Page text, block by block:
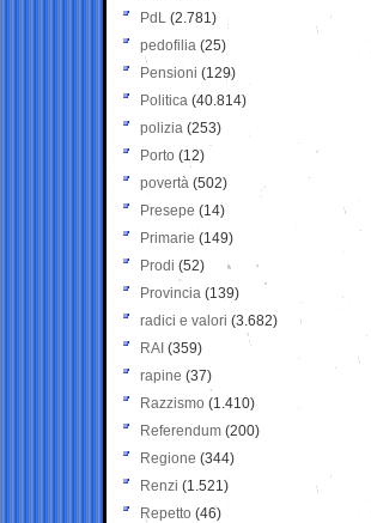
PdL (2.781)
pedofilia (25)
Pensioni (129)
Politica (40.814)
polizia (253)
Porto (12)
povertà (502)
Presepe (14)
Primarie (149)
Prodi (52)
Provincia (139)
radici e valori (3.682)
RAI (359)
rapine (37)
Razzismo (1.410)
Referendum (200)
Regione (344)
Renzi (1.521)
Repetto (46)